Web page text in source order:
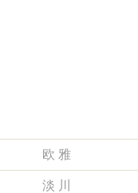
欧 雅
淡 川